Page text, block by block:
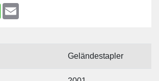
Geländestapler
WhatsApp